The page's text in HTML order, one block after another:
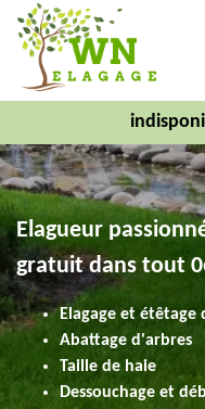
Elagueur
gratuit dans tout
Elagage et étêtage
Abattage d'arbres
Taille de haie
Dessouchage et